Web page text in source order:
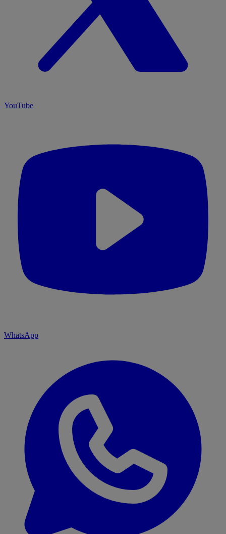
YouTube
WhatsApp